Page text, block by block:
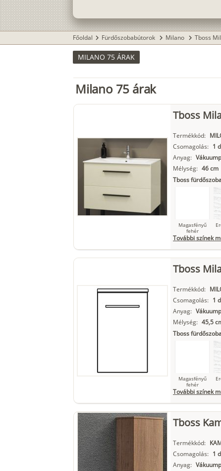
Főoldal chevron_right Fürdőszobabútorok chevron_right Milano chevron_right Tboss
MILANO 75 ÁRAK
Milano 75 árak
Tboss
Termékkód:
Csomagolás: 1
Anyag:
Mélység: 46 cm
Tboss
Magasfényű
fehér
Szupermatt
Matt fekete
További színek
Tboss
Termékkód:
Csomagolás: 1
Anyag:
Mélység: 45,5
Tboss
Magasfényű
fehér
Szupermatt
További színek
Tboss
Termékkód:
Csomagolás: 1
Anyag: